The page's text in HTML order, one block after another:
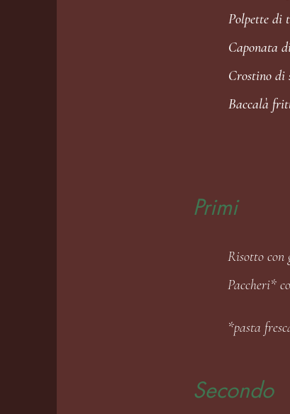
Polpette di
Caponata
Crostino di
Baccalà
Primi
Risotto con
Paccheri*
*pasta
Secondo